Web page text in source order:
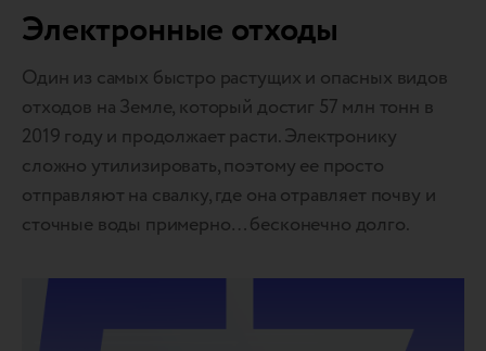
Электронные отходы
Один из самых быстро растущих и опасных видов
отходов на Земле, который достиг 57 млн тонн в
2019 году и продолжает расти. Электронику
сложно утилизировать, поэтому ее просто
отправляют на свалку, где она отравляет почву и
сточные воды примерно… бесконечно долго.